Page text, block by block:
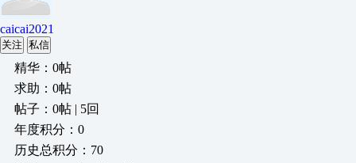
caicai2021
关注 私信
精华：0帖
求助：0帖
帖子：0帖 | 5回
年度积分：0
历史总积分：70